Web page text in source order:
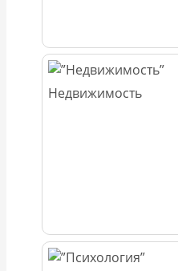
Недвижимость